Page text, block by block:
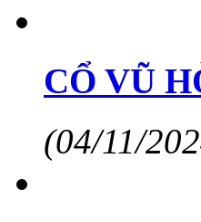
CỔ VŨ
(04/11/